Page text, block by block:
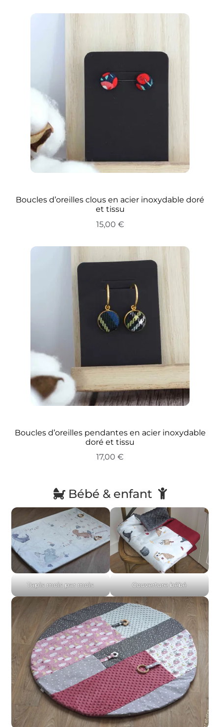
Boucles d’oreilles clous en acier inoxydable doré
et tissu
15,00 €
Boucles d’oreilles pendantes en acier inoxydable
doré et tissu
17,00 €
Bébé & enfant
Tapis mois par mois Couverture bébé